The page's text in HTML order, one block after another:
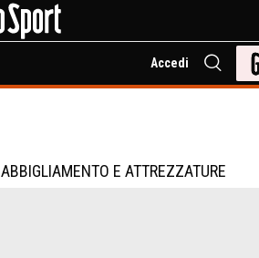
Accedi
ABBIGLIAMENTO E ATTREZZATURE